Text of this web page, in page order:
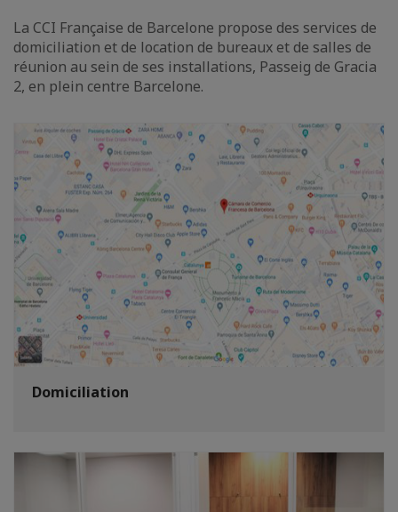
La CCI Française de Barcelone propose des services de
domiciliation et de location de bureaux et de salles de
réunion au sein de ses installations, Passeig de Gracia
2, en plein centre Barcelone.
Domiciliation